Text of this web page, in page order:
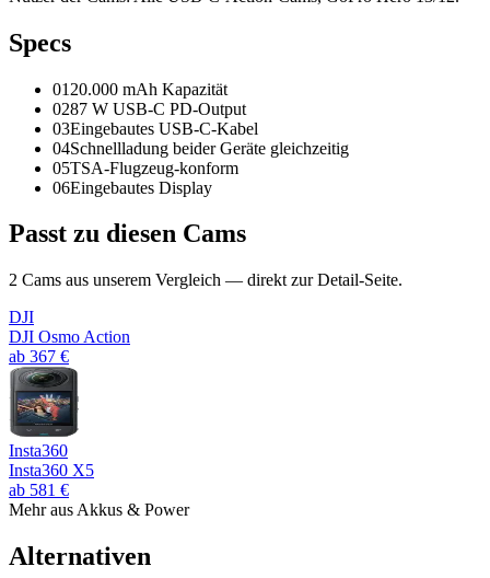
Specs
01 20.000 mAh Kapazität
0287 W USB-C PD-Output
03Eingebautes USB-C-Kabel
04Schnellladung beider Geräte gleichzeitig
05TSA-Flugzeug-konform
06Eingebautes Display
Passt zu diesen Cams
2 Cams aus unserem Vergleich — direkt zur Detail-Seite.
DJI
DJI Osmo Action
ab 367 €
Insta360
Insta360 X5
ab 581 €
Mehr aus Akkus & Power
Alternativen